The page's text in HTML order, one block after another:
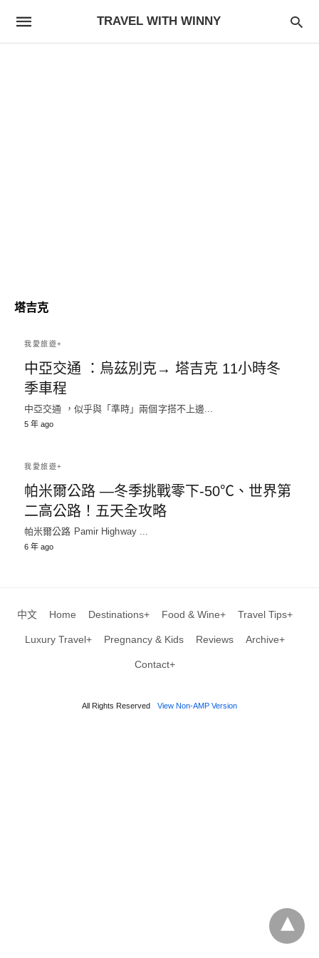
TRAVEL WITH WINNY
塔吉克
我愛旅遊+
中亞交通 ：烏茲別克→ 塔吉克 11小時冬
季車程
中亞交通 ，似乎與「準時」兩個字搭不上邊...
5 年 ago
我愛旅遊+
帕米爾公路 —冬季挑戰零下-50℃、世界第
二高公路！五天全攻略
帕米爾公路 Pamir Highway ...
6 年 ago
中文 Home Destinations+ Food & Wine+ Travel Tips+
Luxury Travel+ Pregnancy & Kids Reviews Archive+
Contact+
All Rights Reserved View Non-AMP Version